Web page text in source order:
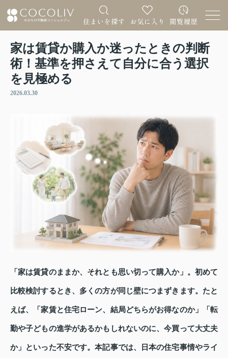
家は賃貸か購入か迷ったときの判断
術！基準を押さえて自分に合う選択
を見極める
2026.03.30
「家は賃貸のままか、それとも思い切って購入か」。初めて
比較検討するとき、多くの方が同じ壁につまずきます。たと
えば、「家賃と住宅ローン、結局どちらがお得なのか」「転
勤や子どもの進学があるかもしれないのに、今買って大丈夫
か」といった不安です。本記事では、日本の住宅事情やライ